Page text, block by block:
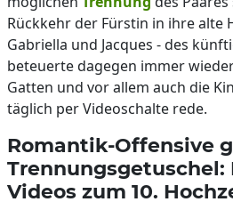
Rückkehr der Fürstin in ihre alte
Gabriella und Jacques - des
beteuerte dagegen immer
Gatten und vor allem auch die
täglich per Videoschalte rede.
Romantik-Offensive
Videos zum 10.